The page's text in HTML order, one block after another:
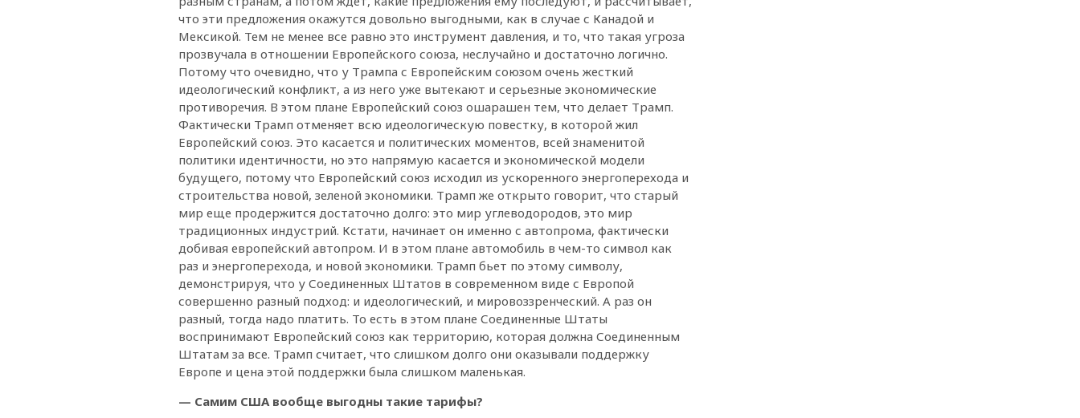
18:50 Euractiv: восток
Финляндии приходит в упадок
без российских туристов
18:35В Жуковском и
аэропорту Геленджика
введены ограничения
18:21 Зюганов присоединился
к критике «Яблока»
18:15Четыре человека
пострадали при атаках ВСУ на
Белгородскую область
18:00Совет мира выбрал
подрядчика для
строительства военной базы в
Газе
17:50Миронов призвал снять
«Яблоко» с выборов в Госдуму
«золотую акцию» в
управлении аэропортом
что эти предложения окажутся довольно выгодными, как в случае с Канадой и
Мексикой. Тем не менее все равно это инструмент давления, и то, что такая угроза
прозвучала в отношении Европейского союза, неслучайно и достаточно логично.
Потому что очевидно, что у Трампа с Европейским союзом очень жесткий
идеологический конфликт, а из него уже вытекают и серьезные экономические
противоречия. В этом плане Европейский союз ошарашен тем, что делает Трамп.
Фактически Трамп отменяет всю идеологическую повестку, в которой жил
Европейский союз. Это касается и политических моментов, всей знаменитой
политики идентичности, но это напрямую касается и экономической модели
будущего, потому что Европейский союз исходил из ускоренного энергоперехода и
строительства новой, зеленой экономики. Трамп же открыто говорит, что старый
мир еще продержится достаточно долго: это мир углеводородов, это мир
традиционных индустрий. Кстати, начинает он именно с автопрома, фактически
добивая европейский автопром. И в этом плане автомобиль в чем-то символ как
раз и энергоперехода, и новой экономики. Трамп бьет по этому символу,
демонстрируя, что у Соединенных Штатов в современном виде с Европой
совершенно разный подход: и идеологический, и мировоззренческий. А раз он
разный, тогда надо платить. То есть в этом плане Соединенные Штаты
воспринимают Европейский союз как территорию, которая должна Соединенным
Штатам за все. Трамп считает, что слишком долго они оказывали поддержку
Европе и цена этой поддержки была слишком маленькая.
— Самим США вообще выгодны такие тарифы?